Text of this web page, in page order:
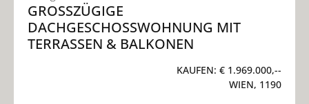
GROSSZÜGIGE D
ACHGESCHOSSWOHNUNG MIT T
ERRASSEN & BALKONEN
KAUFEN: € 1.969.000,--
WIEN, 1190